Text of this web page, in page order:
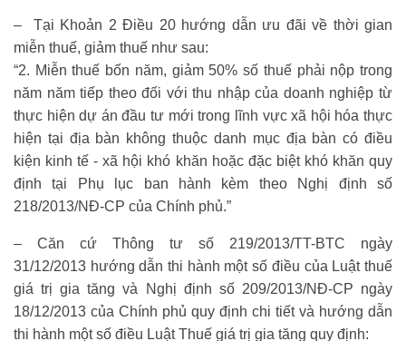
– Tại Khoản 2 Điều 20 hướng dẫn ưu đãi về thời gian
miễn thuế, giảm thuế như sau:
“2. Miễn thuế bốn năm, giảm 50% số thuế phải nộp trong
năm năm tiếp theo đối với thu nhập của doanh nghiệp từ
thực hiện dự án đầu tư mới trong lĩnh vực xã hội hóa thực
hiện tại địa bàn không thuộc danh mục địa bàn có điều
kiện kinh tế - xã hội khó khăn hoặc đặc biệt khó khăn quy
định tại Phụ lục ban hành kèm theo Nghị định số
218/2013/NĐ-CP của Chính phủ.”
– Căn cứ Thông tư số 219/2013/TT-BTC ngày
31/12/2013 hướng dẫn thi hành một số điều của Luật thuế
giá trị gia tăng và Nghị định số 209/2013/NĐ-CP ngày
18/12/2013 của Chính phủ quy định chi tiết và hướng dẫn
thi hành một số điều Luật Thuế giá trị gia tăng quy định: